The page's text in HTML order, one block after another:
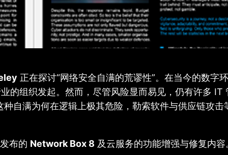
正在探讨“网络安全自满的荒谬性”。在当今的数字
的组织发起。然而，尽管风险显而易见，仍有许多
自满为何在逻辑上极其危险，勒索软件与供应链攻
布的 Network Box 8 及云服务的功能增强与修复内容